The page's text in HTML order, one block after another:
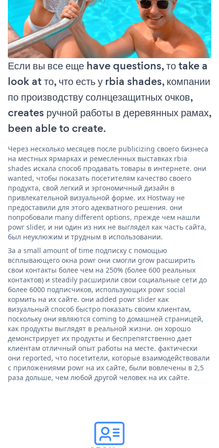
Если вы все еще have questions, то take a
look at то, что есть у rbia shades, компании
по производству солнцезащитных очков,
creates ручной работы в деревянных рамах,
been able to create.
Через несколько месяцев после publicizing своего бизнеса
на местных ярмарках и ремесленных выставках rbia
shades искала способ продавать товары в интернете. они
wanted, чтобы показать посетителям качество своего
продукта, свой легкий и эргономичный дизайн в
привлекательной визуальной форме. их Hostway не
предоставили для этого адекватного решения. они
попробовали many different options, прежде чем нашли
powr slider, и ни один из них не выглядел как часть сайта,
был неуклюжим и трудным в использовании.
За a small amount of time подписку с помощью
всплывающего окна powr они смогли grow расширить
свои контакты более чем на 250% (более 600 реальных
контактов) и steadily расширили свои социальные сети до
более 6000 подписчиков, использующих powr social
кормить на их сайте. они added powr slider как
визуальный способ быстро показать своим клиентам,
поскольку они являются coming to домашней страницей,
как продукты выглядят в реальной жизни. он хорошо
демонстрирует их продукты и беспрепятственно дает
клиентам отличный опыт работы на месте. фактически
они reported, что посетители, которые взаимодействовали
с приложениями powr на их сайте, были вовлечены в 2,5
раза дольше, чем любой другой человек на их сайте.